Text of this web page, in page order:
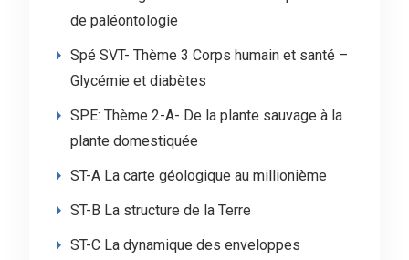
de paléontologie
Spé SVT- Thème 3 Corps humain et santé –
Glycémie et diabètes
SPE: Thème 2-A- De la plante sauvage à la
plante domestiquée
ST-A La carte géologique au millionième
ST-B La structure de la Terre
ST-C La dynamique des enveloppes